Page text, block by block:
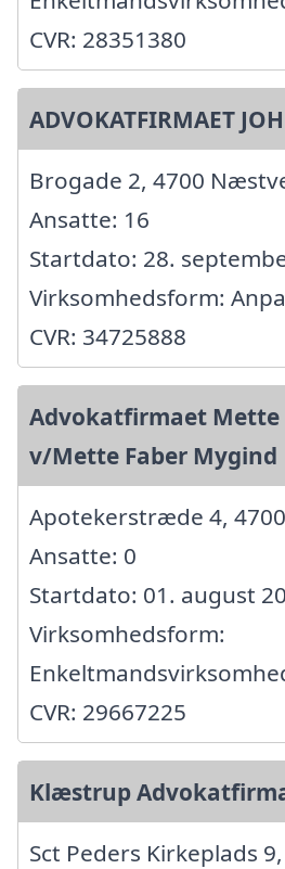
CVR: 28351380
ADVOKATFIRMAET
Brogade 2, 4700
Ansatte: 16
Startdato: 28.
Virksomhedsform:
CVR: 34725888
Advokatfirmaet Mette
v/Mette Faber Mygind
Apotekerstræde 4,
Ansatte: 0
Startdato: 01. august
Virksomhedsform:
CVR: 29667225
Klæstrup
Sct Peders Kirkeplads